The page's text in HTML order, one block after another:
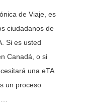
de Viaje, es
ciudadanos de
Si es usted
Canadá, o si
una eTA
un proceso